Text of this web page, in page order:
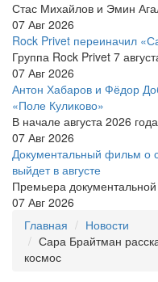
Стас Михайлов и Эмин
07 Авг 2026
Rock Privet переиначил
Группа Rock Privet 7
07 Авг 2026
Антон Хабаров и Фёдор
«Поле Куликово»
В начале августа 2026
07 Авг 2026
Документальный фильм о
выйдет в августе
Премьера
07 Авг 2026
Главная
Новости
Сара Брайтман
космос